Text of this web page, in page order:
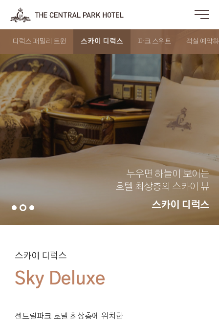
디럭스 패밀리 트윈 스카이 디럭스 파크 스위트 객실 예약
누우면 하늘이 보이는
호텔 최상층의 스카이 뷰
스카이 디럭스
스카이 디럭스
센트럴파크 호텔 최상층에 위치한